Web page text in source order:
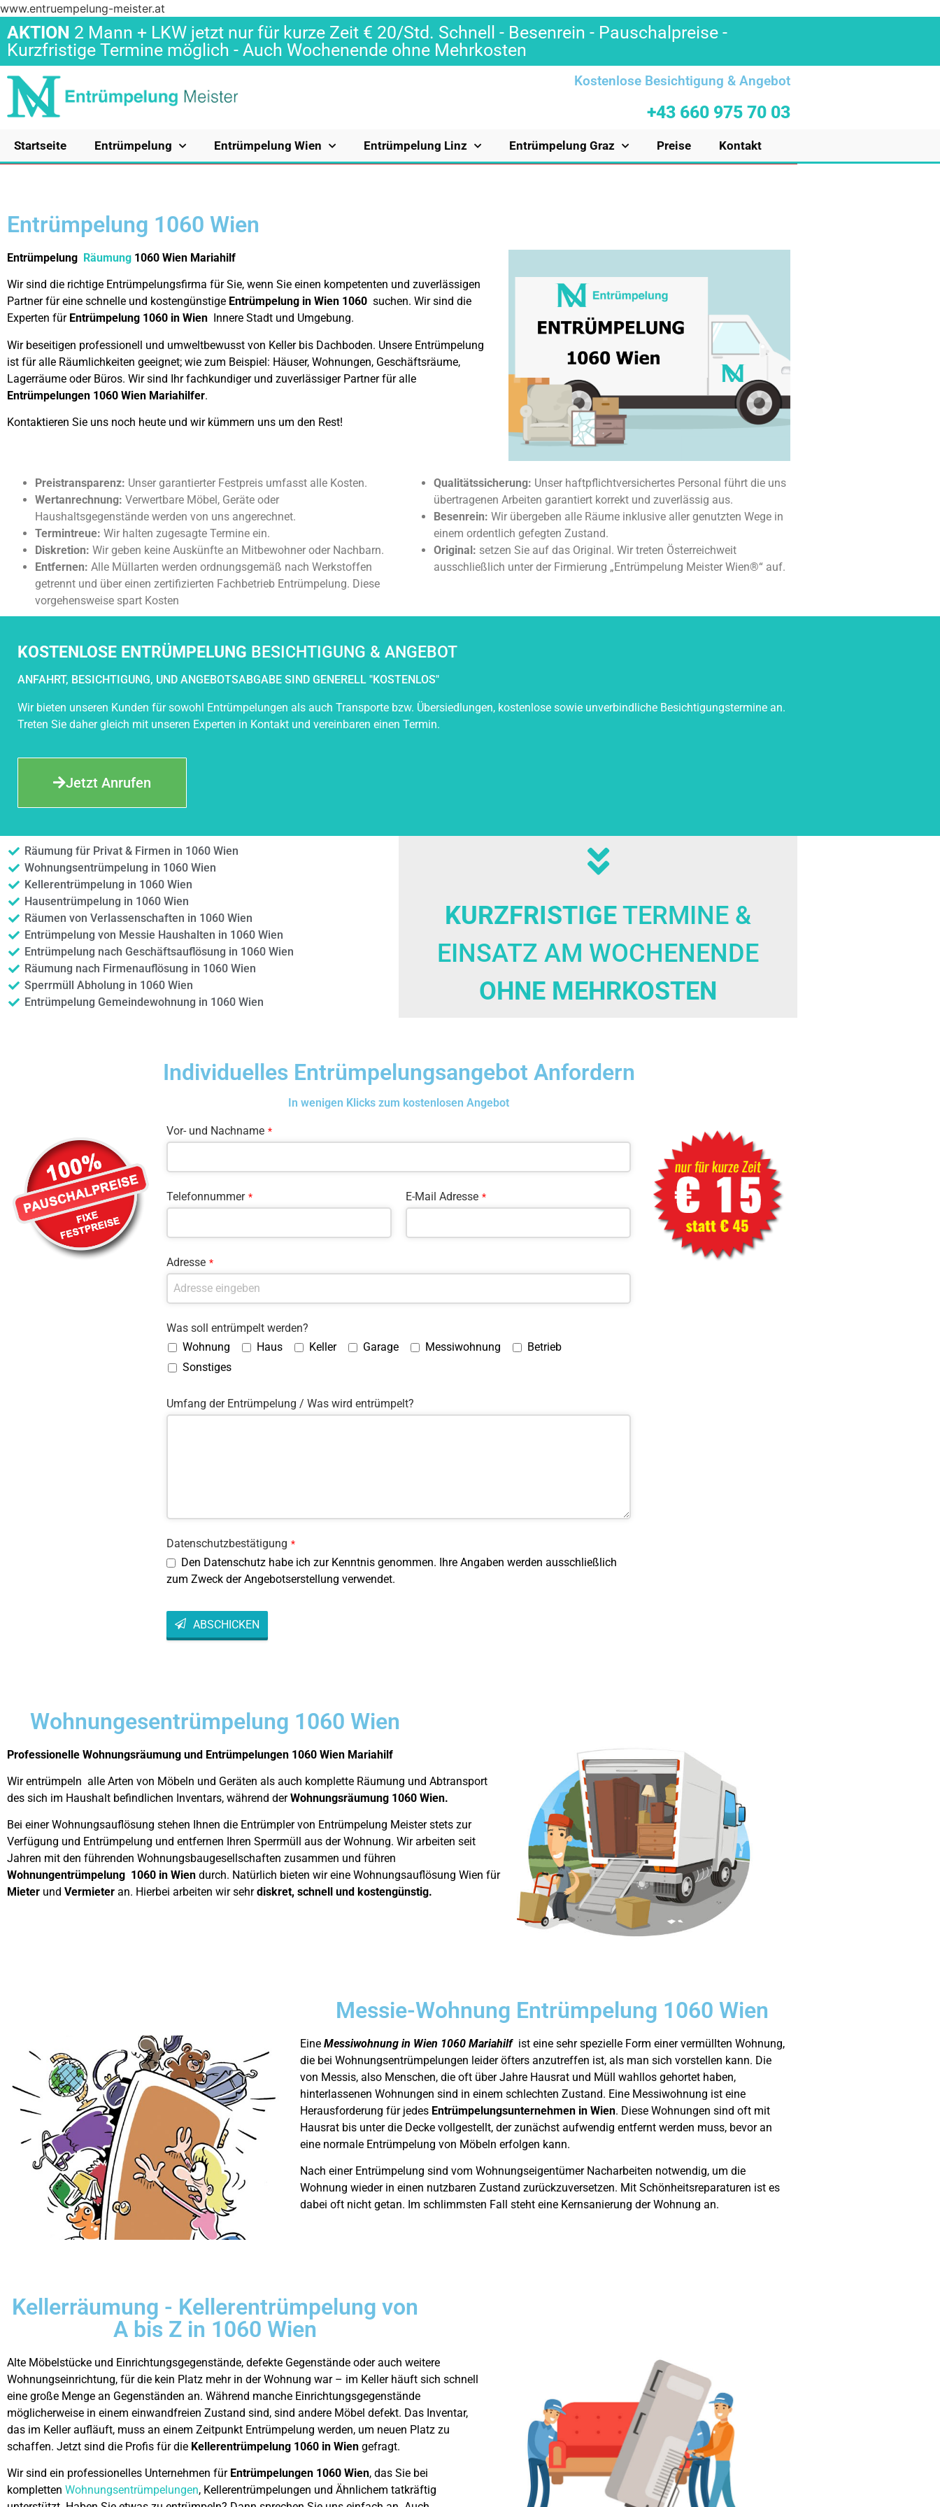
www.entruempelung-meister.at
AKTION 2 Mann + LKW jetzt nur für kurze Zeit € 20/Std. Schnell - Besenrein - Pauschalpreise -
Kurzfristige Termine möglich - Auch Wochenende ohne Mehrkosten
Kostenlose Besichtigung & Angebot
+43 660 975 70 03
Startseite Entrümpelung Entrümpelung Wien Entrümpelung Linz Entrümpelung Graz Preise Kontakt
Entrümpelung 1060 Wien
Entrümpelung Räumung 1060 Wien Mariahilf
Wir sind die richtige Entrümpelungsfirma für Sie, wenn Sie einen kompetenten und zuverlässigen
Partner für eine schnelle und kostengünstige Entrümpelung in Wien 1060 suchen. Wir sind die
Experten für Entrümpelung 1060 in Wien Innere Stadt und Umgebung.
Wir beseitigen professionell und umweltbewusst von Keller bis Dachboden. Unsere Entrümpelung
ist für alle Räumlichkeiten geeignet; wie zum Beispiel: Häuser, Wohnungen, Geschäftsräume,
Lagerräume oder Büros. Wir sind Ihr fachkundiger und zuverlässiger Partner für alle
Entrümpelungen 1060 Wien Mariahilfer.
Kontaktieren Sie uns noch heute und wir kümmern uns um den Rest!
Preistransparenz: Unser garantierter Festpreis umfasst alle Kosten.
Wertanrechnung: Verwertbare Möbel, Geräte oder
Haushaltsgegenstände werden von uns angerechnet.
Termintreue: Wir halten zugesagte Termine ein.
Diskretion: Wir geben keine Auskünfte an Mitbewohner oder Nachbarn.
Entfernen: Alle Müllarten werden ordnungsgemäß nach Werkstoffen
getrennt und über einen zertifizierten Fachbetrieb Entrümpelung. Diese
vorgehensweise spart Kosten
Qualitätssicherung: Unser haftpflichtversichertes Personal führt die uns
übertragenen Arbeiten garantiert korrekt und zuverlässig aus.
Besenrein: Wir übergeben alle Räume inklusive aller genutzten Wege in
einem ordentlich gefegten Zustand.
Original: setzen Sie auf das Original. Wir treten Österreichweit
ausschließlich unter der Firmierung „Entrümpelung Meister Wien®“ auf.
KOSTENLOSE ENTRÜMPELUNG BESICHTIGUNG & ANGEBOT
ANFAHRT, BESICHTIGUNG, UND ANGEBOTSABGABE SIND GENERELL "KOSTENLOS"
Wir bieten unseren Kunden für sowohl Entrümpelungen als auch Transporte bzw. Übersiedlungen, kostenlose sowie unverbindliche Besichtigungstermine an.
Treten Sie daher gleich mit unseren Experten in Kontakt und vereinbaren einen Termin.
Jetzt Anrufen
Räumung für Privat & Firmen in 1060 Wien
Wohnungsentrümpelung in 1060 Wien
Kellerentrümpelung in 1060 Wien
Hausentrümpelung in 1060 Wien
Räumen von Verlassenschaften in 1060 Wien
Entrümpelung von Messie Haushalten in 1060 Wien
Entrümpelung nach Geschäftsauflösung in 1060 Wien
Räumung nach Firmenauflösung in 1060 Wien
Sperrmüll Abholung in 1060 Wien
Entrümpelung Gemeindewohnung in 1060 Wien
KURZFRISTIGETERMINE &
EINSATZ AM WOCHENENDE
OHNE MEHRKOSTEN
Individuelles Entrümpelungsangebot Anfordern
In wenigen Klicks zum kostenlosen Angebot
Vor- und Nachname *
Telefonnummer * E-Mail Adresse *
Adresse *
Was soll entrümpelt werden?
Wohnung
Haus Keller Garage Messiwohnung
Betrieb
Sonstiges
Umfang der Entrümpelung / Was wird entrümpelt?
Datenschutzbestätigung *
Den Datenschutz habe ich zur Kenntnis genommen. Ihre Angaben werden ausschließlich
zum Zweck der Angebotserstellung verwendet.
ABSCHICKEN
Wohnungesentrümpelung 1060 Wien
Professionelle Wohnungsräumung und Entrümpelungen 1060 Wien Mariahilf
Wir entrümpeln alle Arten von Möbeln und Geräten als auch komplette Räumung und Abtransport
des sich im Haushalt befindlichen Inventars, während derWohnungsräumung 1060 Wien.
Bei einer Wohnungsauflösung stehen Ihnen die Entrümpler von Entrümpelung Meister stets zur
Verfügung und Entrümpelung und entfernen Ihren Sperrmüll aus der Wohnung. Wir arbeiten seit
Jahren mit den führenden Wohnungsbaugesellschaften zusammen und führen
Wohnungentrümpelung 1060 in Wien durch. Natürlich bieten wir eine Wohnungsauflösung Wien für
Mieter und Vermieter an. Hierbei arbeiten wir sehrdiskret, schnell und kostengünstig.
Messie-Wohnung Entrümpelung 1060 Wien
Eine Messiwohnung in Wien 1060 Mariahilf ist eine sehr spezielle Form einer vermüllten Wohnung,
die bei Wohnungsentrümpelungen leider öfters anzutreffen ist, als man sich vorstellen kann. Die
von Messis, also Menschen, die oft über Jahre Hausrat und Müll wahllos gehortet haben,
hinterlassenen Wohnungen sind in einem schlechten Zustand. Eine Messiwohnung ist eine
Herausforderung für jedes Entrümpelungsunternehmen in Wien. Diese Wohnungen sind oft mit
Hausrat bis unter die Decke vollgestellt, der zunächst aufwendig entfernt werden muss, bevor an
eine normale Entrümpelung von Möbeln erfolgen kann.
Nach einer Entrümpelung sind vom Wohnungseigentümer Nacharbeiten notwendig, um die
Wohnung wieder in einen nutzbaren Zustand zurückzuversetzen. Mit Schönheitsreparaturen ist es
dabei oft nicht getan. Im schlimmsten Fall steht eine Kernsanierung der Wohnung an.
Kellerräumung - Kellerentrümpelung von
A bis Z in 1060 Wien
Alte Möbelstücke und Einrichtungsgegenstände, defekte Gegenstände oder auch weitere
Wohnungseinrichtung, für die kein Platz mehr in der Wohnung war – im Keller häuft sich schnell
eine große Menge an Gegenständen an. Während manche Einrichtungsgegenstände
möglicherweise in einem einwandfreien Zustand sind, sind andere Möbel defekt. Das Inventar,
das im Keller aufläuft, muss an einem Zeitpunkt Entrümpelung werden, um neuen Platz zu
schaffen. Jetzt sind die Profis für die Kellerentrümpelung 1060 in Wien gefragt.
Wir sind ein professionelles Unternehmen für Entrümpelungen 1060 Wien, das Sie bei
kompletten Wohnungsentrümpelungen, Kellerentrümpelungen und Ähnlichem tatkräftig